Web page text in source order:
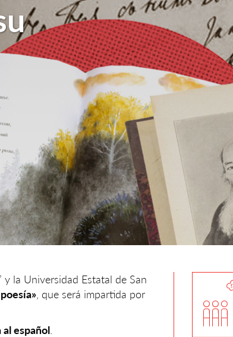
y la Universidad Estatal de San
, que será impartida por
español